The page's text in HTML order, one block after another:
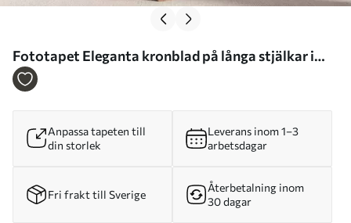
Fototapet Eleganta kronblad på långa stjälkar i
pastellfärger Nr. w05212
Anpassa tapeten till
din storlek
Leverans inom 1–3
arbetsdagar
Fri frakt till Sverige
Återbetalning inom
30 dagar